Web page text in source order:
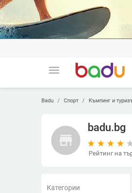
menu
Badu Спорт Къмпинг и
store
badu.bg
Рейтинг на
Категории